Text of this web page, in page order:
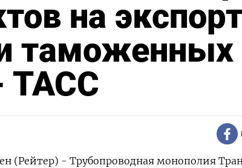
на
таможенных
ТАСС
(Рейтер) - Трубопроводная монополия